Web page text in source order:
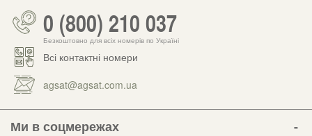
0 (800) 210 037
Безкоштовно для всіх номерів по Україні
Всі контактні номери
agsat@agsat.com.ua
Ми в соцмережах